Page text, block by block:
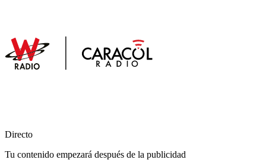
Directo
Tu contenido empezará después de la publicidad